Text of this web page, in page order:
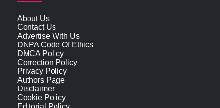
About Us
Contact Us
Advertise With Us
DNPA Code Of Ethics
DMCA Policy
Correction Policy
Privacy Policy
Authors Page
Disclaimer
Cookie Policy
Editorial Policy